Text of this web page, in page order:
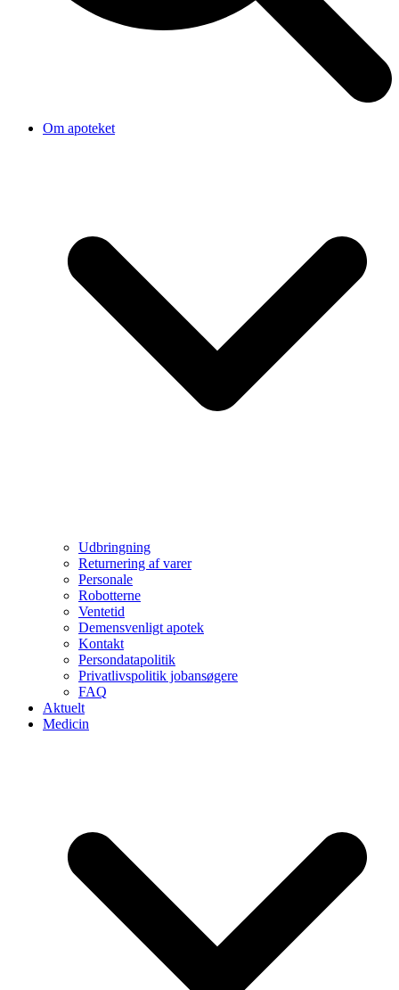
Om apoteket
Udbringning
Returnering af varer
Personale
Robotterne
Ventetid
Demensvenligt apotek
Kontakt
Persondatapolitik
Privatlivspolitik jobansøgere
FAQ
Aktuelt
Medicin